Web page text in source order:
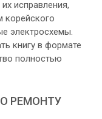
исправления,
корейского
электросхемы.
книгу в формате
полностью
РЕМОНТУ